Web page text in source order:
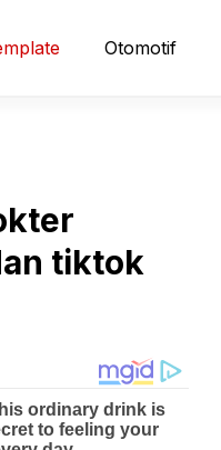
Otomotif
tiktok